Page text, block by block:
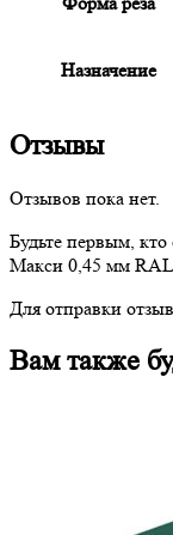
Назначение
Отзывы
Отзывов пока нет.
Будьте первым, кто
Макси 0,45 мм
Для отправки
Вам также